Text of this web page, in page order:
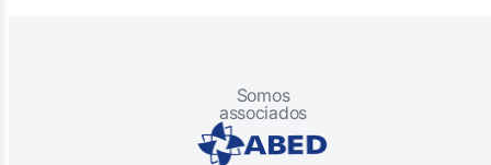
Somos
associados